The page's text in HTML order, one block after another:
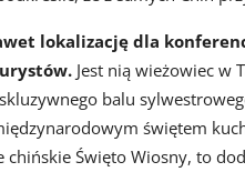
lokalizację dla
Jest nią wieżowiec w
balu
świętem
chińskie Święto Wiosny, to